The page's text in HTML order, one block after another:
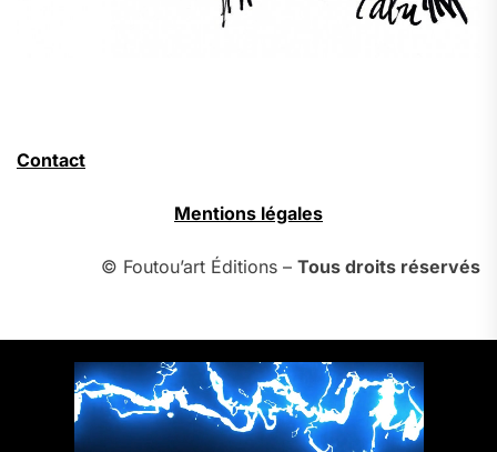
Contact
Mentions légales
© Foutou’art Éditions – Tous droits réservés